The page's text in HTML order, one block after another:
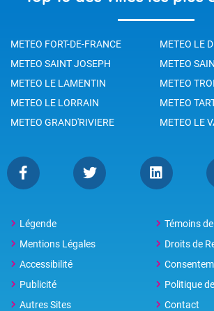
METEO FORT-DE-FRANCE
METEO LE
METEO SAINT JOSEPH
METEO
METEO LE LAMENTIN
METEO
METEO LE LORRAIN
METEO
METEO GRAND'RIVIERE
METEO LE
Légende
Témoins
Mentions Légales
Droits de
Accessibilité
Publicité
Politique
Autres Sites
Contact